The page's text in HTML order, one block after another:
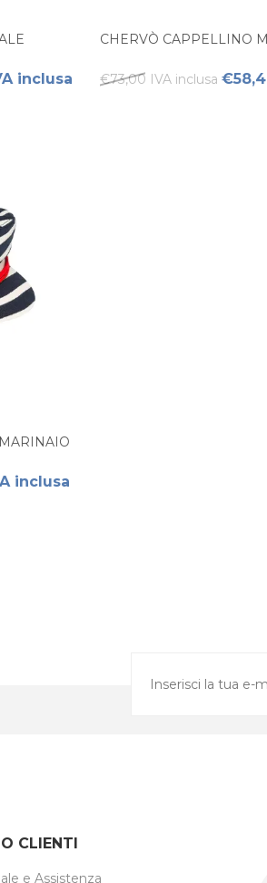
inclusa
CHERVÒ CAPPELLINO
€73,00 IVA inclusa
inclusa
CLIENTI
e Assistenza